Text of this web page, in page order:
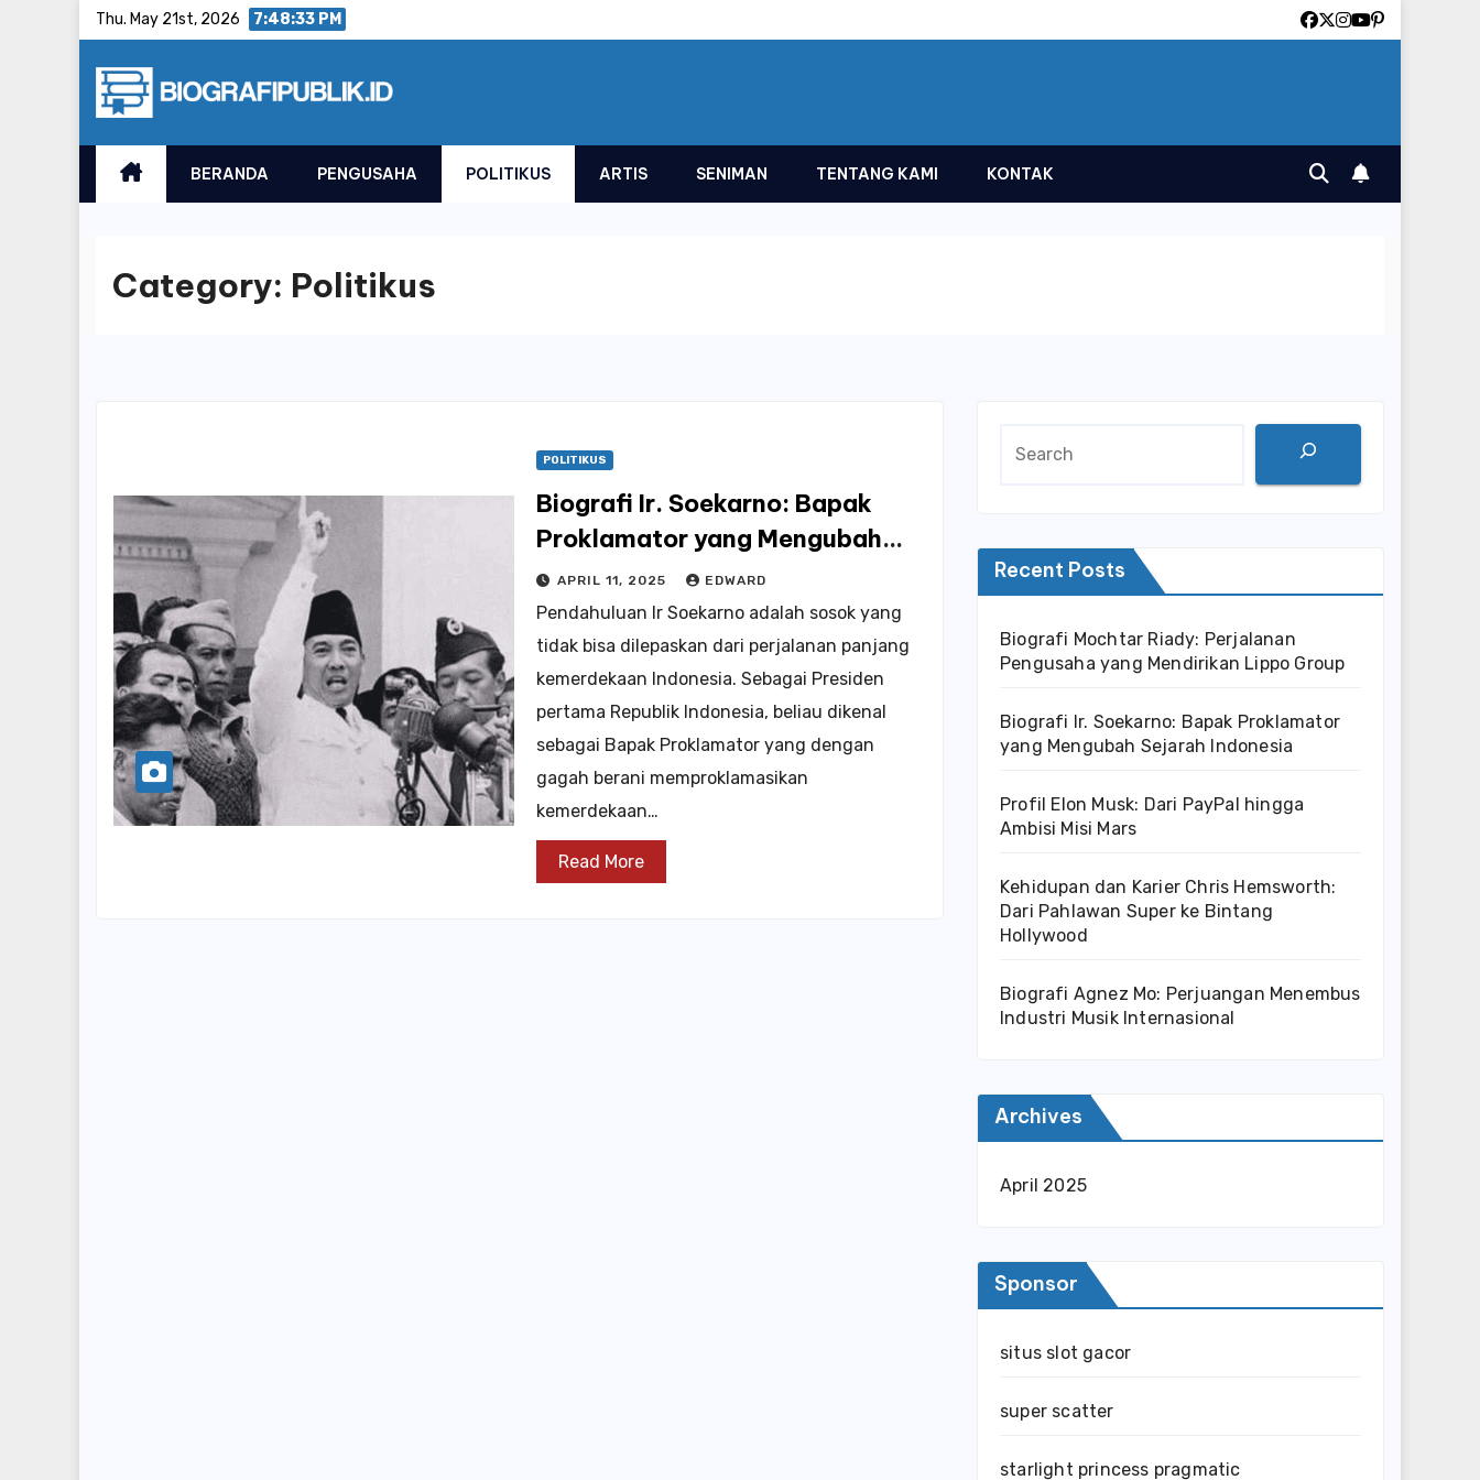
Thu. May 21st, 2026 7:48:33 PM
BERANDA PENGUSAHA POLITIKUS ARTIS SENIMAN TENTANG KAMI KONTAK
Category: Politikus
POLITIKUS
Biografi Ir. Soekarno: Bapak
Proklamator yang Mengubah
Sejarah Indonesia
APRIL 11, 2025 EDWARD
Pendahuluan Ir Soekarno adalah sosok yang
tidak bisa dilepaskan dari perjalanan panjang
kemerdekaan Indonesia. Sebagai Presiden
pertama Republik Indonesia, beliau dikenal
sebagai Bapak Proklamator yang dengan
gagah berani memproklamasikan
kemerdekaan…
Read More
Recent Posts
Biografi Mochtar Riady: Perjalanan
Pengusaha yang Mendirikan Lippo Group
Biografi Ir. Soekarno: Bapak Proklamator
yang Mengubah Sejarah Indonesia
Profil Elon Musk: Dari PayPal hingga
Ambisi Misi Mars
Kehidupan dan Karier Chris Hemsworth:
Dari Pahlawan Super ke Bintang
Hollywood
Biografi Agnez Mo: Perjuangan Menembus
Industri Musik Internasional
Archives
April 2025
Sponsor
situs slot gacor
super scatter
starlight princess pragmatic